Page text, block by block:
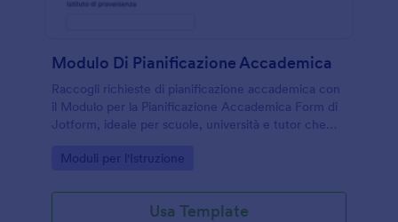
Modulo Di Pianificazione Accademica
Raccogli richieste di pianificazione accademica con
il Modulo per la Pianificazione Accademica Form di
Jotform, ideale per scuole, università e tutor che
e gestire gli invii del modulo online.
Go to Category:
Moduli per l'Istruzione
Usa Template